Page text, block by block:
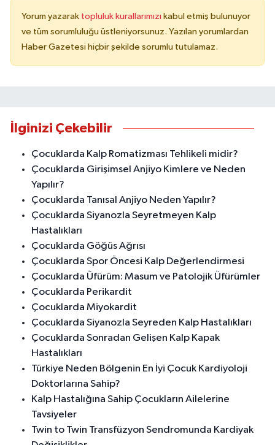
Yorum yazarak topluluk kurallarımızı kabul etmiş bulunuyor
ve tüm sorumluluğu üstleniyorsunuz. Yazılan yorumlardan
Haber Gazetesi hiçbir şekilde sorumlu tutulamaz.
İlginizi Çekebilir
Çocuklarda Kalp Romatizması Tehlikeli midir?
Çocuklarda Girişimsel Anjiyo Kimlere ve Neden
Yapılır?
Çocuklarda Tanısal Anjiyo Neden Yapılır?
Çocuklarda Siyanozla Seyretmeyen Kalp
Hastalıkları
Çocuklarda Göğüs Ağrısı
Çocuklarda Spor Öncesi Kalp Değerlendirmesi
Çocuklarda Üfürüm: Masum ve Patolojik Üfürümler
Çocuklarda Perikardit
Çocuklarda Miyokardit
Çocuklarda Siyanozla Seyreden Kalp Hastalıkları
Çocuklarda Sonradan Gelişen Kalp Kapak
Hastalıkları
Türkiye Neden Bölgenin En İyi Çocuk Kardiyoloji
Doktorlarına Sahip?
Kalp Hastalığına Sahip Çocukların Ailelerine
Tavsiyeler
Twin to Twin Transfüzyon Sendromunda Kardiyak